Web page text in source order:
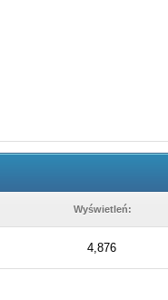
Wyświetleń:
4,876